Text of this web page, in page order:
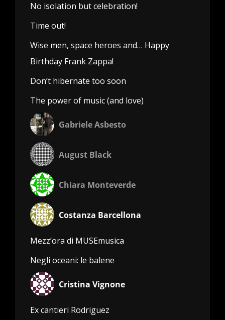
No isolation but celebration!
Time out!
Wise men, space heroes and… Happy
Birthday Frank Zappa!
Don’t hibernate too soon
The power of music (and love)
Gabriele Asbesto
August Black
Chiara Monteverde
Costanza Barcellona
Mezz’ora di MUSEmusica
Negli oceani: le balene
Cristina Vignone
Ex cantieri Rodriguez